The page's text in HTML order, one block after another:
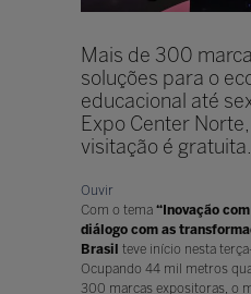
Mais de 300
soluções para o
educacional até
Expo Center
visitação é gratuita.
Ouvir
Com o tema “Inovação
diálogo com as
Brasil teve início nesta
Ocupando 44 mil metros
300 marcas expositoras, o